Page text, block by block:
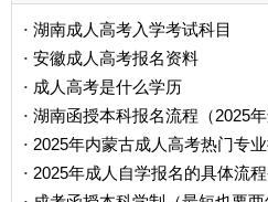
· 湖南成人高考入学考试科目
· 安徽成人高考报名资料
· 成人高考是什么学历
· 湖南函授本科报名流程（2025年
· 2025年内蒙古成人高考热门专
· 2025年成人自学报名的具体流